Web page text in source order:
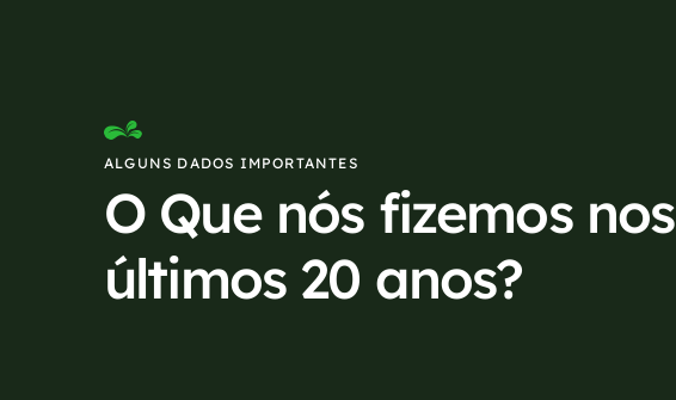
ALGUNS DADOS IMPORTANTES
O Que nós fizemos nos
últimos 20 anos?